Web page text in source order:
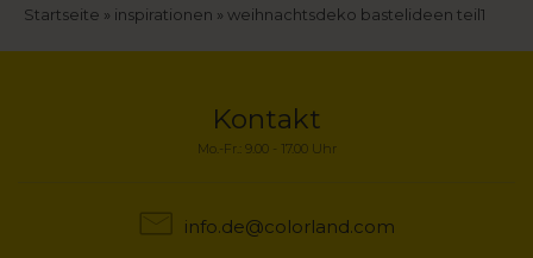
Pfadnavigation
Startseite inspirationen weihnachtsdeko bastelideen teil1
Kontakt
Mo.-Fr.: 9.00 - 17.00 Uhr
info.de@colorland.com